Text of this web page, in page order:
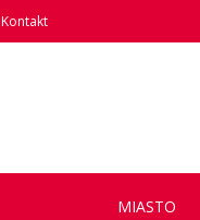
Kontakt
MIASTO